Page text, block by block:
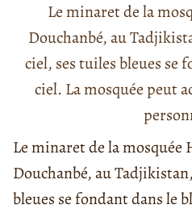
Le minaret de la
Douchanbé, au
ciel, ses tuiles bleues se
ciel. La mosquée peut
Le minaret de la mosquée
Douchanbé, au
bleues se fondant dans le